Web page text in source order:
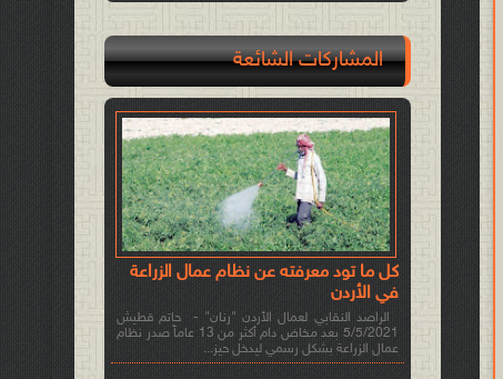
المشاركات الشائعة
كل ما تود معرفته عن نظام عمال الزراعة
في الأردن
الراصد النقابي لعمال الأردن "رنان" - حاتم قطيش
5/5/2021 بعد مخاض دام أكثر من 13 عاماً صدر نظام
عمال الزراعة بشكل رسمي ليدخل حيز...